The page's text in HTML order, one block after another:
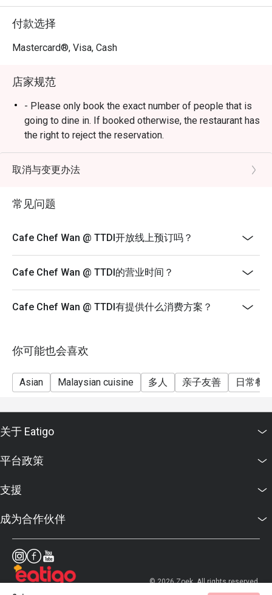
🍽️ 精选推荐
・一道道温暖人心的经典马来西亚风味，与备受欢迎的国
际佳肴。
人人喜爱的经典美食。
🥤 招牌饮品
・为您献上清爽解渴的在地特色茶饮、热带风味果汁，以
及无酒精特调沁饮。
⭐ Google 评分：4.5 分（来自 1850 条评论）
是想从日常生活中来一场美味的“出走”。
付款选择
Mastercard®, Visa, Cash
店家规范
- Please only book the exact number of people that is
going to dine in. If booked otherwise, the restaurant has
the right to reject the reservation.
- Customers need to arrive within 15 mins of the
reservation slot booked.
mins only.
取消与变更办法
常见问题
Cafe Chef Wan @ TTDI开放线上预订吗？
Cafe Chef Wan @ TTDI的营业时间？
Cafe Chef Wan @ TTDI有提供什么消费方案？
你可能也会喜欢
Asian Malaysian cuisine 多人 亲子友善 日常餐
关于 Eatigo
平台政策
支援
成为合作伙伴
© 2026 Zoek. All rights reserved.